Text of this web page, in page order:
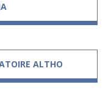
ALTHO